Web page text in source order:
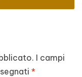
I campi
*